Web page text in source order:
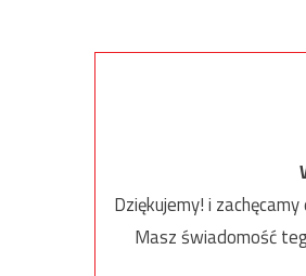
Dziękujemy! i
Masz świadomość